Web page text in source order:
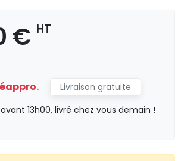
€ HT
Livraison gratuite
13h00, livré chez vous demain !